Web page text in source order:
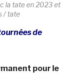
la tate en 2023 et
/ tate
de
pour le